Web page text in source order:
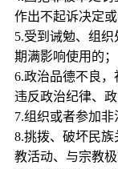
作出不起诉决定
5.受到诫勉、组
期满影响使用的；
6.政治品德不良
违反政治纪律、
7.组织或者参加非
8.挑拨、破坏民
教活动、与宗教